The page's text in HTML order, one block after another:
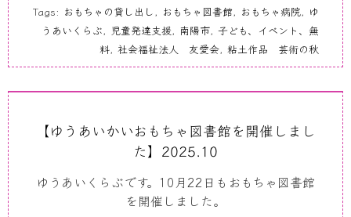
Tags: おもちゃの貸し出し, おもちゃ図書館, おもちゃ病院, ゆ
うあいくらぶ, 児童発達支援, 南陽市, 子ども、イベント、無
料, 社会福祉法人 友愛会, 粘土作品 芸術の秋
【ゆうあいかいおもちゃ図書館を開催しまし
た】2025.10
ゆうあいくらぶです。10月22日もおもちゃ図書館
を開催しました。